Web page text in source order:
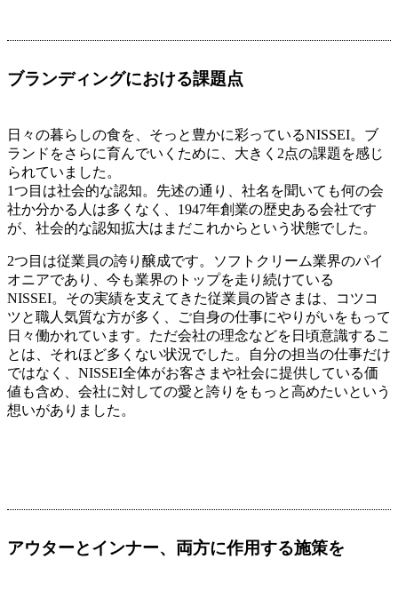
ブランディングにおける課題点
日々の暮らしの食を、そっと豊かに彩っているNISSEI。ブ
ランドをさらに育んでいくために、大きく2点の課題を感じ
られていました。
1つ目は社会的な認知。先述の通り、社名を聞いても何の会
社か分かる人は多くなく、1947年創業の歴史ある会社です
が、社会的な認知拡大はまだこれからという状態でした。
2つ目は従業員の誇り醸成です。ソフトクリーム業界のパイ
オニアであり、今も業界のトップを走り続けている
NISSEI。その実績を支えてきた従業員の皆さまは、コツコ
ツと職人気質な方が多く、ご自身の仕事にやりがいをもって
日々働かれています。ただ会社の理念などを日頃意識するこ
とは、それほど多くない状況でした。自分の担当の仕事だけ
ではなく、NISSEI全体がお客さまや社会に提供している価
値も含め、会社に対しての愛と誇りをもっと高めたいという
想いがありました。
アウターとインナー、両方に作用する施策を